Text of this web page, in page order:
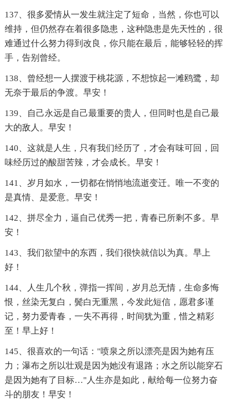
137、很多爱情从一发生就注定了短命，当然，你也可以
维持，但仍然存在着很多隐患，这种隐患是先天性的，很
难通过什么努力得到改良，你只能在最后，能够轻轻的挥
手，告别曾经。
138、曾经想一人摆渡于桃花源，不想惊起一滩鸥鹭，却
无奈于最后的争渡。早安！
139、自己永远是自己最重要的贵人，但同时也是自己最
大的敌人。早安！
140、这就是人生，只有我们经历了，才会有味可回，回
味经历过的酸甜苦辣，才会成长。早安！
141、岁月如水，一切都在悄悄地流逝变迁。唯一不变的
是真情、是爱意。早安！
142、拼尽全力，逼自己优秀一把，青春已所剩不多。早
安！
143、我们欲望中的东西，我们很快就信以为真。早上
好！
144、人生几个秋，弹指一挥间，岁月总无情，生命多悔
恨，丝染无复白，鬓白无重黑，今发此短信，愿君多谨
记，努力爱青春，一失不再得，时间犹为重，惜之精彩
至！早上好！
145、很喜欢的一句话："喷泉之所以漂亮是因为她有压
力；瀑布之所以壮观是因为她没有退路；水之所以能穿石
是因为她有了目标…"人生亦是如此，献给每一位努力奋
斗的朋友！早安！